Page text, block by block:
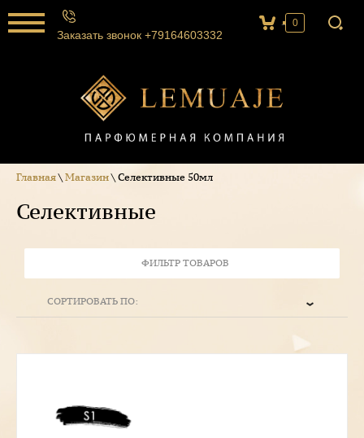
Главная\ Магазин\ Селективные 50мл
Селективные
ФИЛЬТР ТОВАРОВ
СОРТИРОВАТЬ ПО:
Заказать звонок +79164603332
0